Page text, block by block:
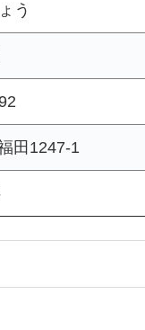
う
田1247-1